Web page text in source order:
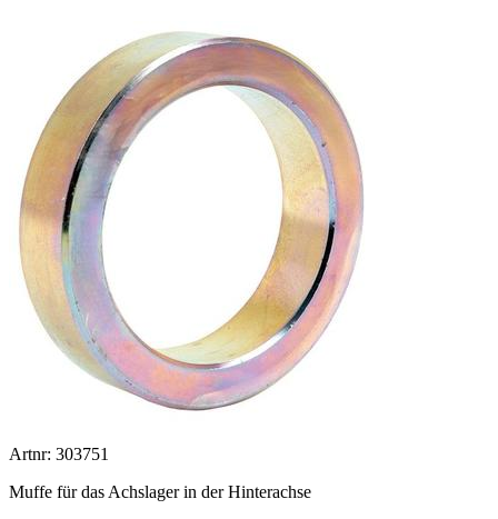
Artnr: 303751
Muffe für das Achslager in der Hinterachse